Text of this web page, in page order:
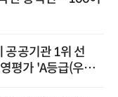
공공기관 1위 선
평가 'A등급(우수)'